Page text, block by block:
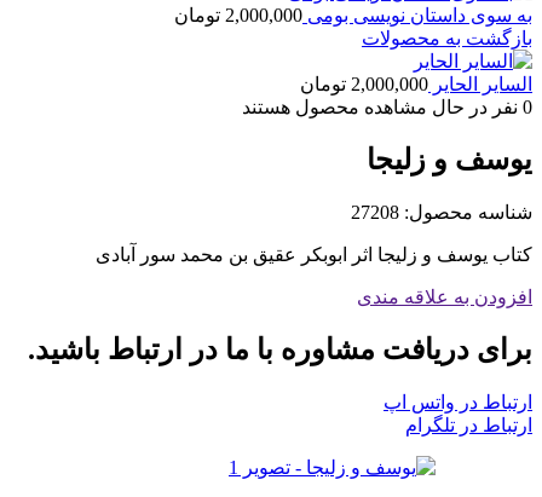
به سوی داستان نویسی بومی 2,000,000 تومان
بازگشت به محصولات
السایر الحایر 2,000,000 تومان
0 نفر در حال مشاهده محصول هستند
یوسف و زلیجا
شناسه محصول: 27208
کتاب یوسف و زلیجا اثر ابوبکر عقیق بن محمد سور آبادی
افزودن به علاقه مندی
برای دریافت مشاوره با ما در ارتباط باشید.
ارتباط در واتس اپ
ارتباط در تلگرام